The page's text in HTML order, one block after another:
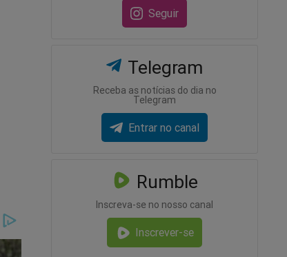
Seguir
Telegram
Receba as notícias do dia no
Telegram
Entrar no canal
Rumble
Inscreva-se no nosso canal
Inscrever-se